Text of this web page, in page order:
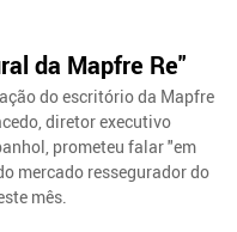
da Mapfre Re"
do escritório da Mapfre
diretor executivo
prometeu falar "em
mercado ressegurador do
mês.